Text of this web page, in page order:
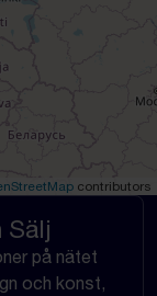
contributors
Sälj
på nätet
och konst,